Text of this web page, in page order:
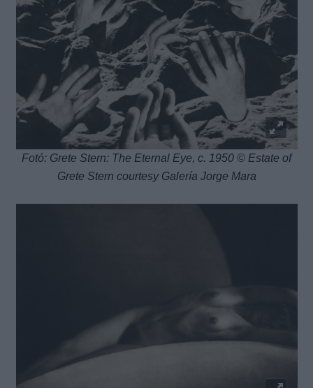
Fotó: Grete Stern: The Eternal Eye, c. 1950 © Estate of
Grete Stern courtesy Galería Jorge Mara